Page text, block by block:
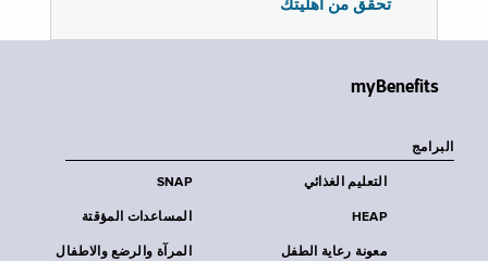
تحقق من أهليتك
myBenefits
البرامج
SNAP التعليم الغذائي
المساعدات المؤقتة HEAP
المرآة والرضع والاطفال
معونة رعاية الطفل